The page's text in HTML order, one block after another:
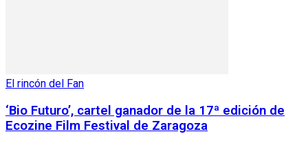
El rincón del Fan
‘Bio Futuro’, cartel ganador de la 17ª edición de
Ecozine Film Festival de Zaragoza